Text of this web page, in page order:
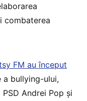
combaterea
FM au început
a bullying-ului,
Andrei Pop și